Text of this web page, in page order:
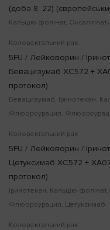
(доба 8, 22)
Кальцію фолінат,
Колоректальний рак
5FU / Лейковорин /
Бевацизумаб XC572 +
протокол)
Бевацизумаб, Іринотекан,
Флюороурацил,
Колоректальний рак
5FU / Лейковорин /
Цетуксимаб XC572 +
протокол)
Іринотекан, Кальцію
Флюороурацил, Цетуксимаб
Колоректальний рак